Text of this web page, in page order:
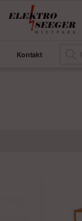
Kontakt